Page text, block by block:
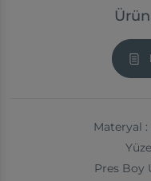
Materyal
Pres Boy